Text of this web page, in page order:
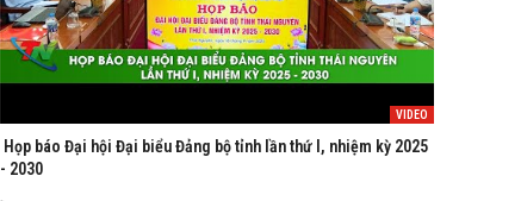
VIDEO
Họp báo Đại hội Đại biểu Đảng bộ tỉnh lần thứ I, nhiệm kỳ 2025
- 2030